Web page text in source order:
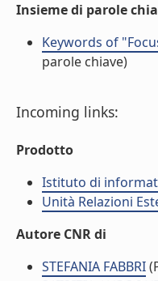
Insieme di parole
Keywords of
parole chiave)
Incoming links:
Prodotto
Istituto di
Unità Relazioni
Autore CNR di
STEFANIA FABBRI